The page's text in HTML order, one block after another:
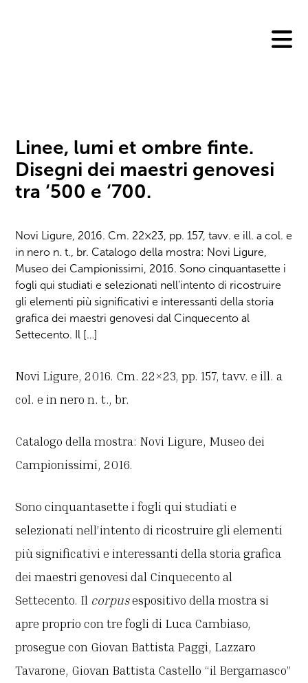
Linee, lumi et ombre finte.
Disegni dei maestri genovesi
tra ‘500 e ‘700.
Novi Ligure, 2016. Cm. 22×23, pp. 157, tavv. e ill. a col. e
in nero n. t., br. Catalogo della mostra: Novi Ligure,
Museo dei Campionissimi, 2016. Sono cinquantasette i
fogli qui studiati e selezionati nell’intento di ricostruire
gli elementi più significativi e interessanti della storia
grafica dei maestri genovesi dal Cinquecento al
Settecento. Il […]
Novi Ligure, 2016. Cm. 22×23, pp. 157, tavv. e ill. a
col. e in nero n. t., br.
Catalogo della mostra: Novi Ligure, Museo dei
Campionissimi, 2016.
Sono cinquantasette i fogli qui studiati e
selezionati nell’intento di ricostruire gli elementi
più significativi e interessanti della storia grafica
dei maestri genovesi dal Cinquecento al
Settecento. Il corpusespositivo della mostra si
apre proprio con tre fogli di Luca Cambiaso,
prosegue con Giovan Battista Paggi, Lazzaro
Tavarone, Giovan Battista Castello “il Bergamasco”